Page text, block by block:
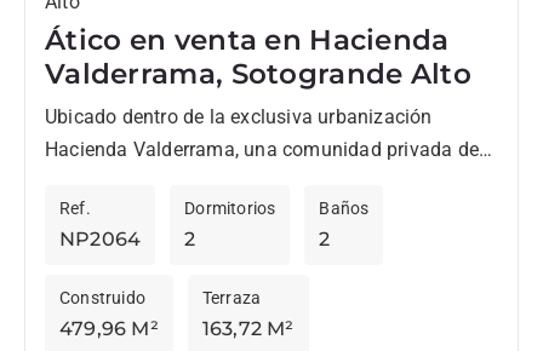
Ático en venta en Hacienda
Valderrama, Sotogrande Alto
Ubicado dentro de la exclusiva urbanización
Hacienda Valderrama, una comunidad privada de
campo de golf Valderrama, este...
NP2064
Ref.
2
Dormitorios
2
Baños
479,96 M²
Construido
163,72 M²
Terraza